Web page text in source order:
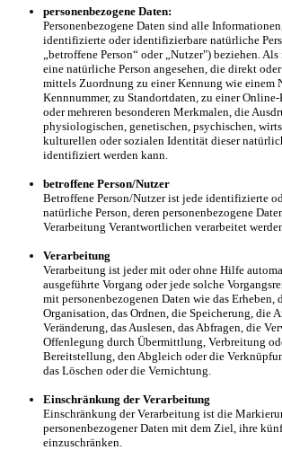
personenbezogene Daten:
Personenbezogene Daten sind alle
identifizierte oder identifizierbare natürliche
„betroffene Person“ oder „Nutzer") beziehen.
eine natürliche Person angesehen, die direkt
mittels Zuordnung zu einer Kennung wie einem
Kennnummer, zu Standortdaten, zu einer
oder mehreren besonderen Merkmalen, die
physiologischen, genetischen, psychischen,
kulturellen oder sozialen Identität dieser
identifiziert werden kann.
betroffene Person/Nutzer
Betroffene Person/Nutzer ist jede identifizierte
natürliche Person, deren personenbezogene
Verarbeitung Verantwortlichen verarbeitet
Verarbeitung
Verarbeitung ist jeder mit oder ohne Hilfe
ausgeführte Vorgang oder jede solche
mit personenbezogenen Daten wie das Erheben,
Organisation, das Ordnen, die Speicherung, die
Veränderung, das Auslesen, das Abfragen, die
Offenlegung durch Übermittlung, Verbreitung
Bereitstellung, den Abgleich oder die
das Löschen oder die Vernichtung.
Einschränkung der Verarbeitung
Einschränkung der Verarbeitung ist die
personenbezogener Daten mit dem Ziel, ihre
einzuschränken.